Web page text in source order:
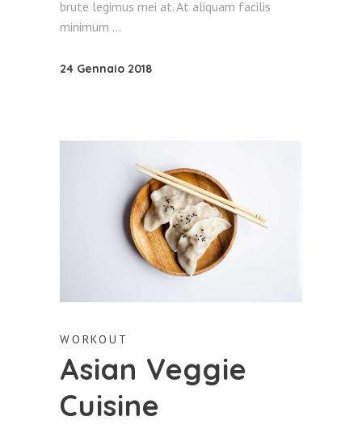
brute legimus mei at. At aliquam facilis
minimum
24 Gennaio 2018
WORKOUT
Asian Veggie
Cuisine